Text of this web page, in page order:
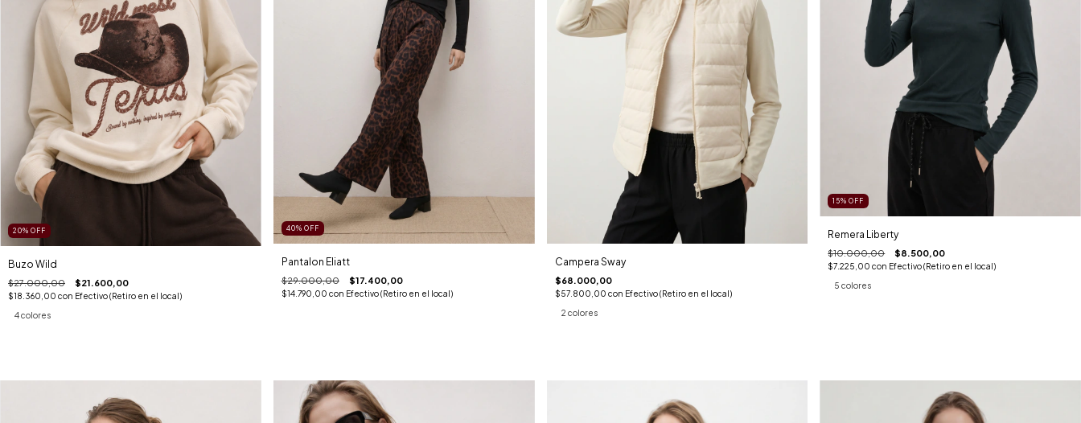
20% OFF
Buzo Wild
$27.000,00 $21.600,00
$18.360,00 con Efectivo (Retiro en el local)
4 colores
40% OFF
Pantalon Eliatt
$29.000,00 $17.400,00
$14.790,00 con Efectivo (Retiro en el local)
Campera Sway
$68.000,00
$57.800,00 con Efectivo (Retiro en el local)
2 colores
15%OFF
Remera Liberty
$10.000,00 $8.500,00
$7.225,00con Efectivo (Retiro en el local)
5 colores